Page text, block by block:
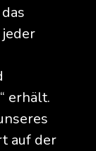
erhält.
auf der